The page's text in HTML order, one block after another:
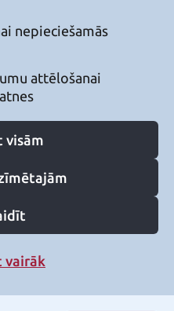
nepieciešamās
attēlošanai
visām
vairāk